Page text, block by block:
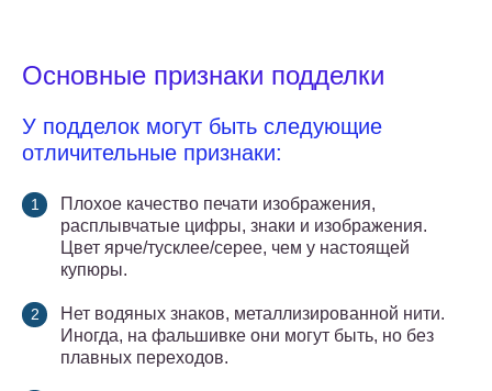
Основные признаки подделки
У подделок могут быть следующие
отличительные признаки:
Плохое качество печати изображения,
расплывчатые цифры, знаки и изображения.
Цвет ярче/тусклее/серее, чем у настоящей
купюры.
Нет водяных знаков, металлизированной нити.
Иногда, на фальшивке они могут быть, но без
плавных переходов.